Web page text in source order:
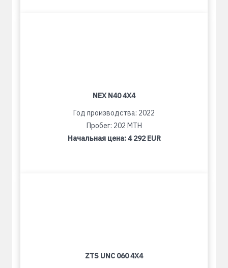
NEX N40 4X4
Год производства: 2022
Пробег: 202 MTH
Начальная цена:4 292 EUR
ZTS UNC 060 4X4